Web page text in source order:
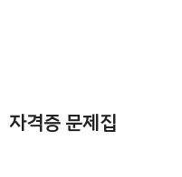
자격증 문제집